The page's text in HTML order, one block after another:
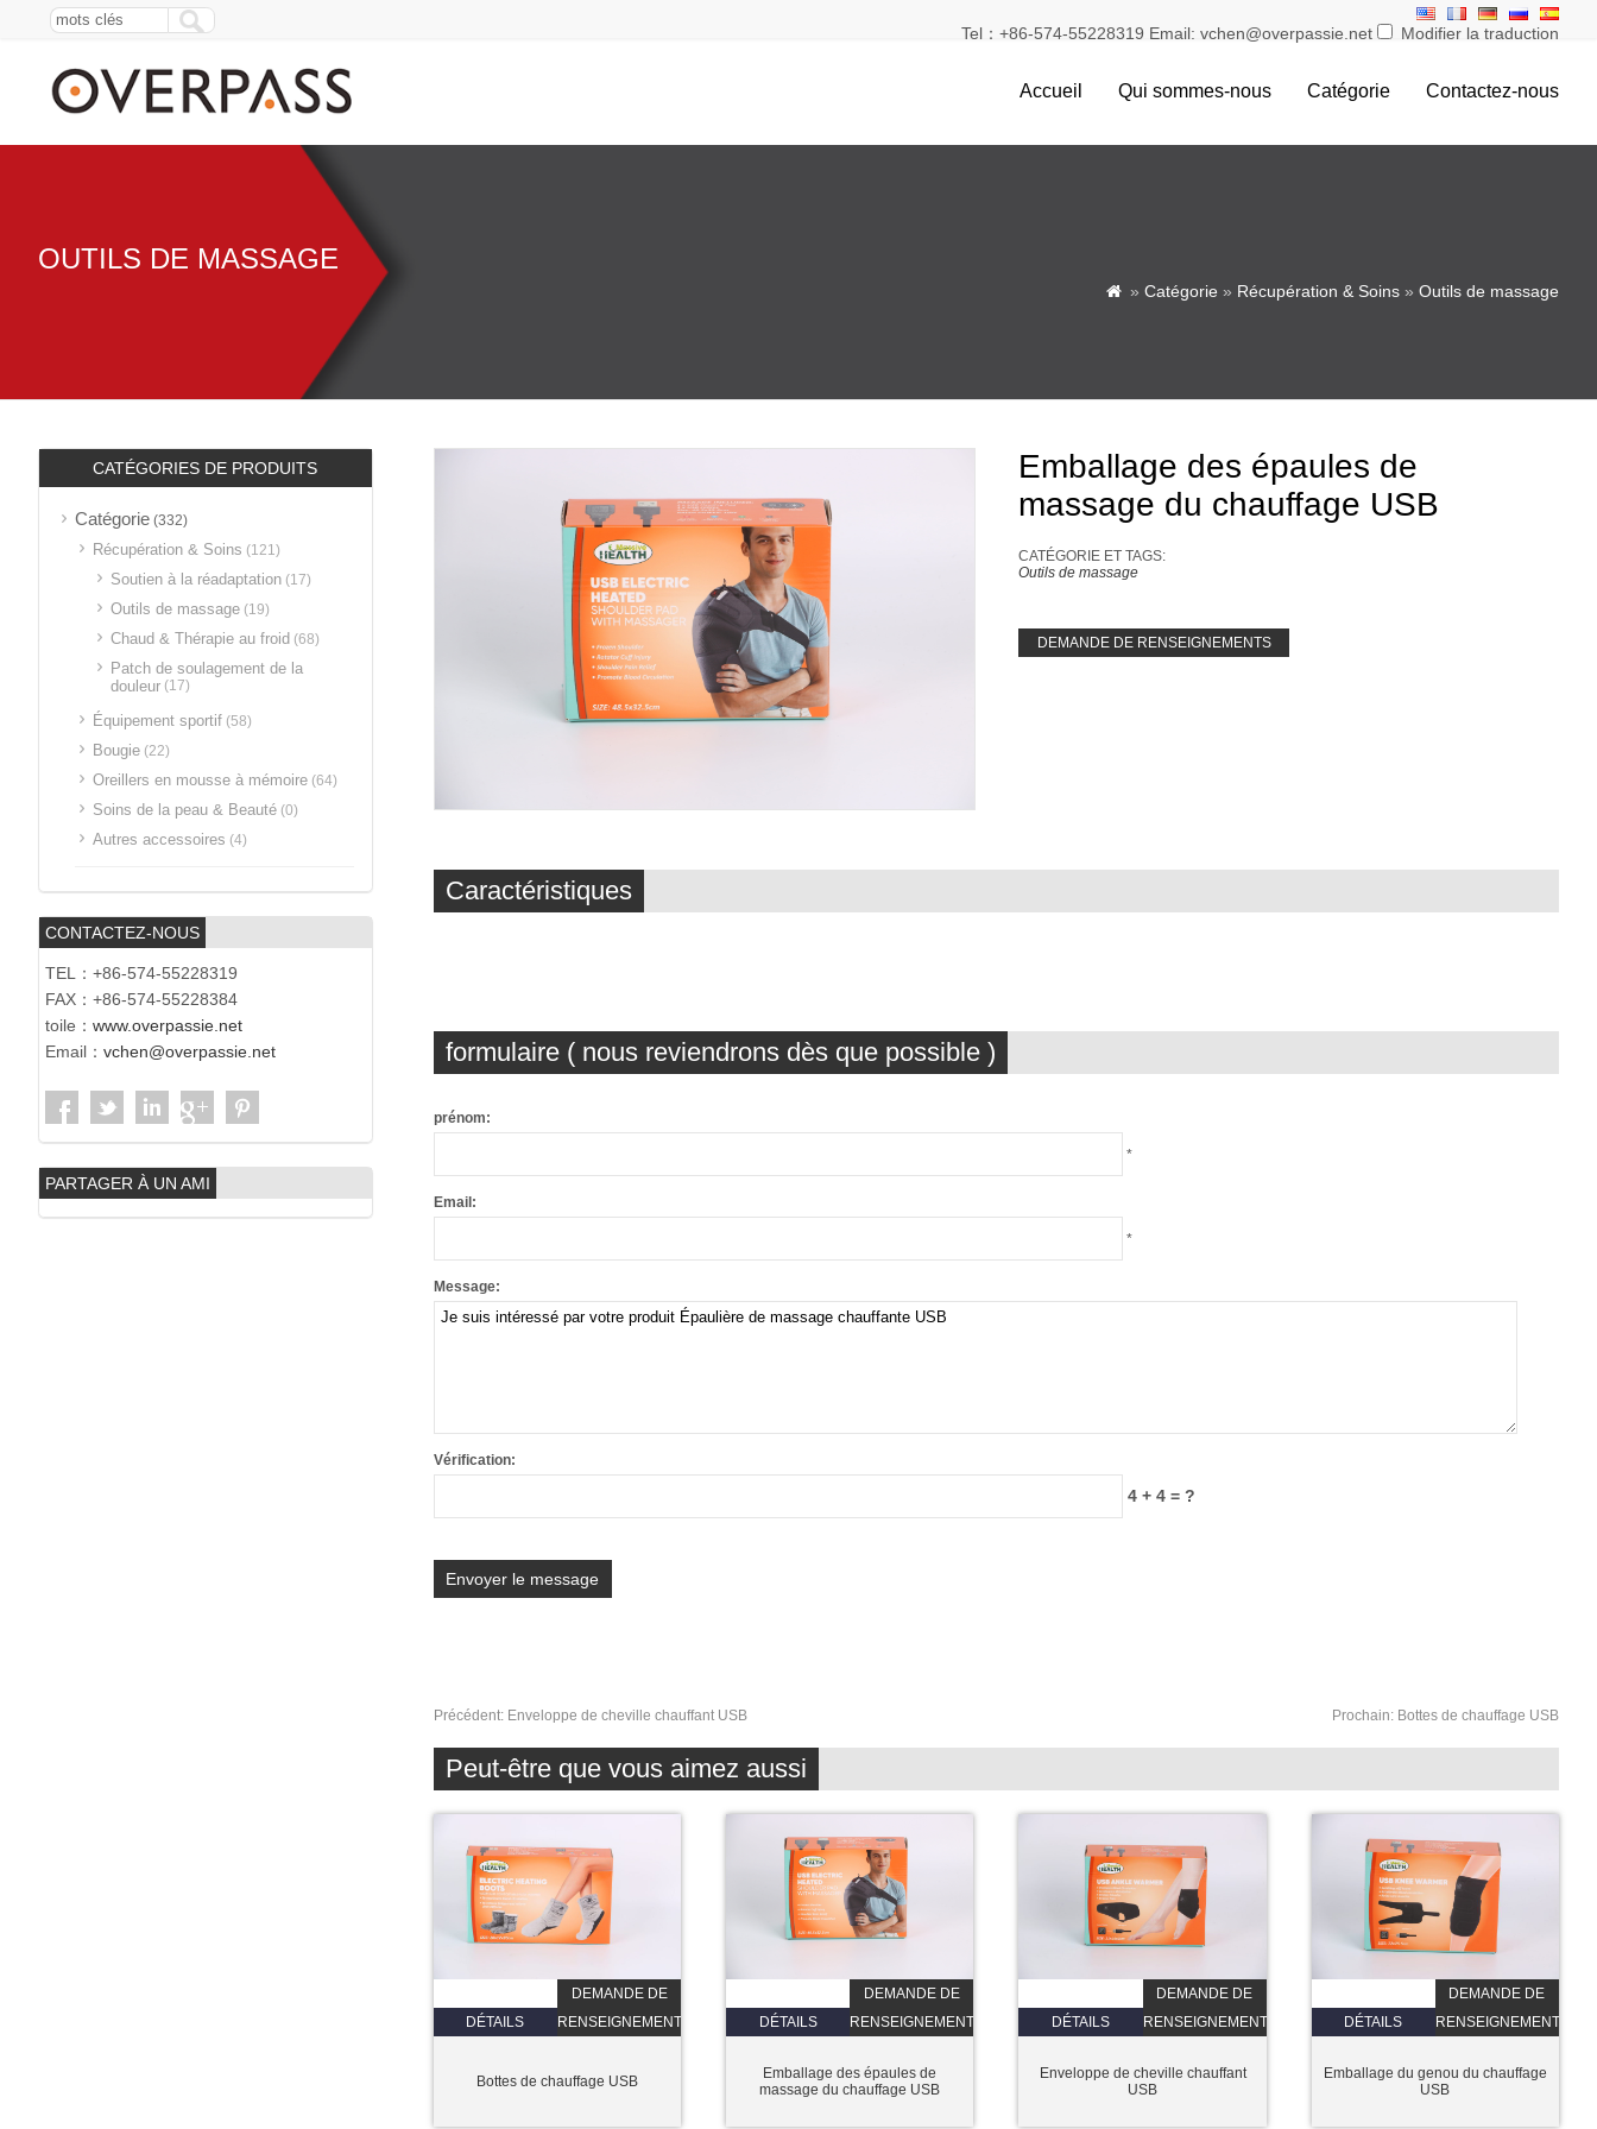
Tel：+86-574-55228319 Email: vchen@overpassie.net Modifier la traduction
Accueil Qui sommes-nous Catégorie Contactez-nous
OUTILS DE MASSAGE
 » Catégorie » Récupération & Soins » Outils de massage
Emballage des épaules de
massage du chauffage USB
CATÉGORIE ET ​​TAGS:
Outils de massage
DEMANDE DE RENSEIGNEMENTS
Caractéristiques
formulaire ( nous reviendrons dès que possible )
prénom:
*
Email:
*
Message:
Vérification:
4 + 4 = ?
Précédent: Enveloppe de cheville chauffant USB Prochain: Bottes de chauffage USB
Peut-être que vous aimez aussi
DÉTAILS
DEMANDE DE
RENSEIGNEMENTS
Bottes de chauffage USB
DÉTAILS
DEMANDE DE
RENSEIGNEMENTS
Emballage des épaules de
massage du chauffage USB
DÉTAILS
DEMANDE DE
RENSEIGNEMENTS
Enveloppe de cheville chauffant
USB
DÉTAILS
DEMANDE DE
RENSEIGNEMENTS
Emballage du genou du chauffage
USB
CATÉGORIES DE PRODUITS
Catégorie (332)
Récupération & Soins (121)
Soutien à la réadaptation (17)
Outils de massage (19)
Chaud & Thérapie au froid (68)
Patch de soulagement de la
douleur (17)
Équipement sportif (58)
Bougie (22)
Oreillers en mousse à mémoire (64)
Soins de la peau & Beauté (0)
Autres accessoires (4)
CONTACTEZ-NOUS
TEL：+86-574-55228319
FAX：+86-574-55228384
toile： www.overpassie.net
Email： vchen@overpassie.net
PARTAGER À UN AMI